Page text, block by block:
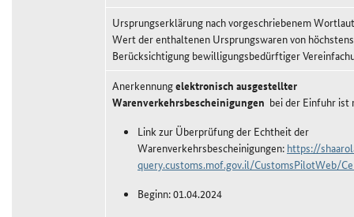
Ursprungserklärung nach vorgeschriebenem
Wert der enthaltenen Ursprungswaren von
Berücksichtigung bewilligungsbedürftiger
Anerkennungelektronisch ausgestellter
Warenverkehrsbescheinigungen bei der Einfuhr ist
Link zur Überprüfung der Echtheit der
Warenverkehrsbescheinigungen: https://
query.customs.mof.gov.il/CustomsPilotWeb/
Beginn: 01.04.2024